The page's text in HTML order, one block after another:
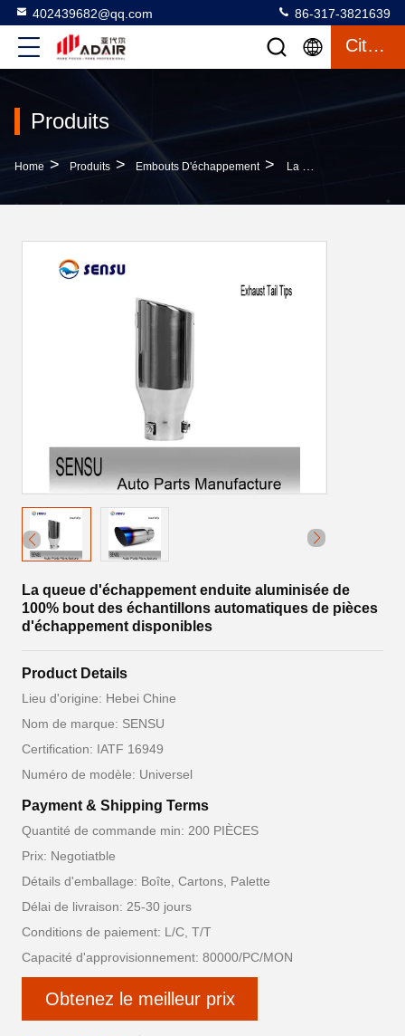
402439682@qq.com 86-317-3821639
Citation
Produits
Home > Produits > Embouts D'échappement > La Queue D'échappement Enduite Aluminisée De 100% Bout Des Échantillons Automatiques De Pièces D'échappement Disponibles
La queue d'échappement enduite aluminisée de
100% bout des échantillons automatiques de pièces
d'échappement disponibles
Product Details
Lieu d'origine: Hebei Chine
Nom de marque: SENSU
Certification: IATF 16949
Numéro de modèle: Universel
Payment & Shipping Terms
Quantité de commande min: 200 PIÈCES
Prix: Negotiatble
Détails d'emballage: Boîte, Cartons, Palette
Délai de livraison: 25-30 jours
Conditions de paiement: L/C, T/T
Capacité d'approvisionnement: 80000/PC/MON
Obtenez le meilleur prix